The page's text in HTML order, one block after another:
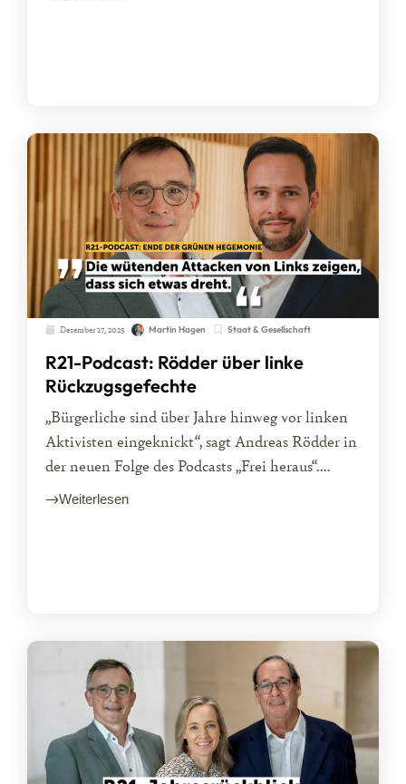
Dezember 17, 2025 Martin Hagen Staat & Gesellschaft
R21-Podcast: Rödder über linke
Rückzugsgefechte
„Bürgerliche sind über Jahre hinweg vor linken
Aktivisten eingeknickt“, sagt Andreas Rödder in
der neuen Folge des Podcasts „Frei heraus“....
Weiterlesen